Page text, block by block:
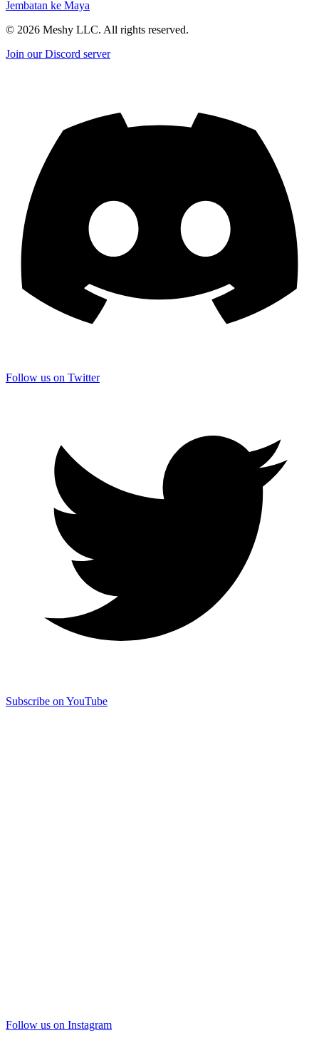
Jembatan ke Maya
© 2026 Meshy LLC. All rights reserved.
Join our Discord server
Follow us on Twitter
Subscribe on YouTube
Follow us on Instagram